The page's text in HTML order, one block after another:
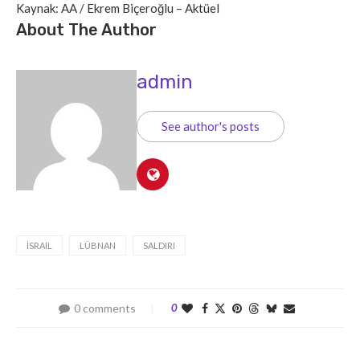
Kaynak: AA / Ekrem Biçeroğlu – Aktüel
About The Author
admin
See author's posts
İSRAIL LÜBNAN SALDIRI
0 comments 0